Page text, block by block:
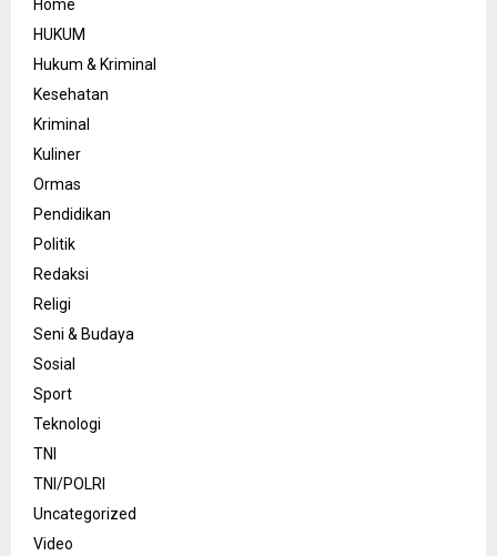
Home
HUKUM
Hukum & Kriminal
Kesehatan
Kriminal
Kuliner
Ormas
Pendidikan
Politik
Redaksi
Religi
Seni & Budaya
Sosial
Sport
Teknologi
TNI
TNI/POLRI
Uncategorized
Video